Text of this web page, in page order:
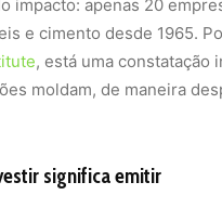
impacto: apenas 20
e cimento desde 1965.
, está uma constatação
moldam, de maneira
significa emitir